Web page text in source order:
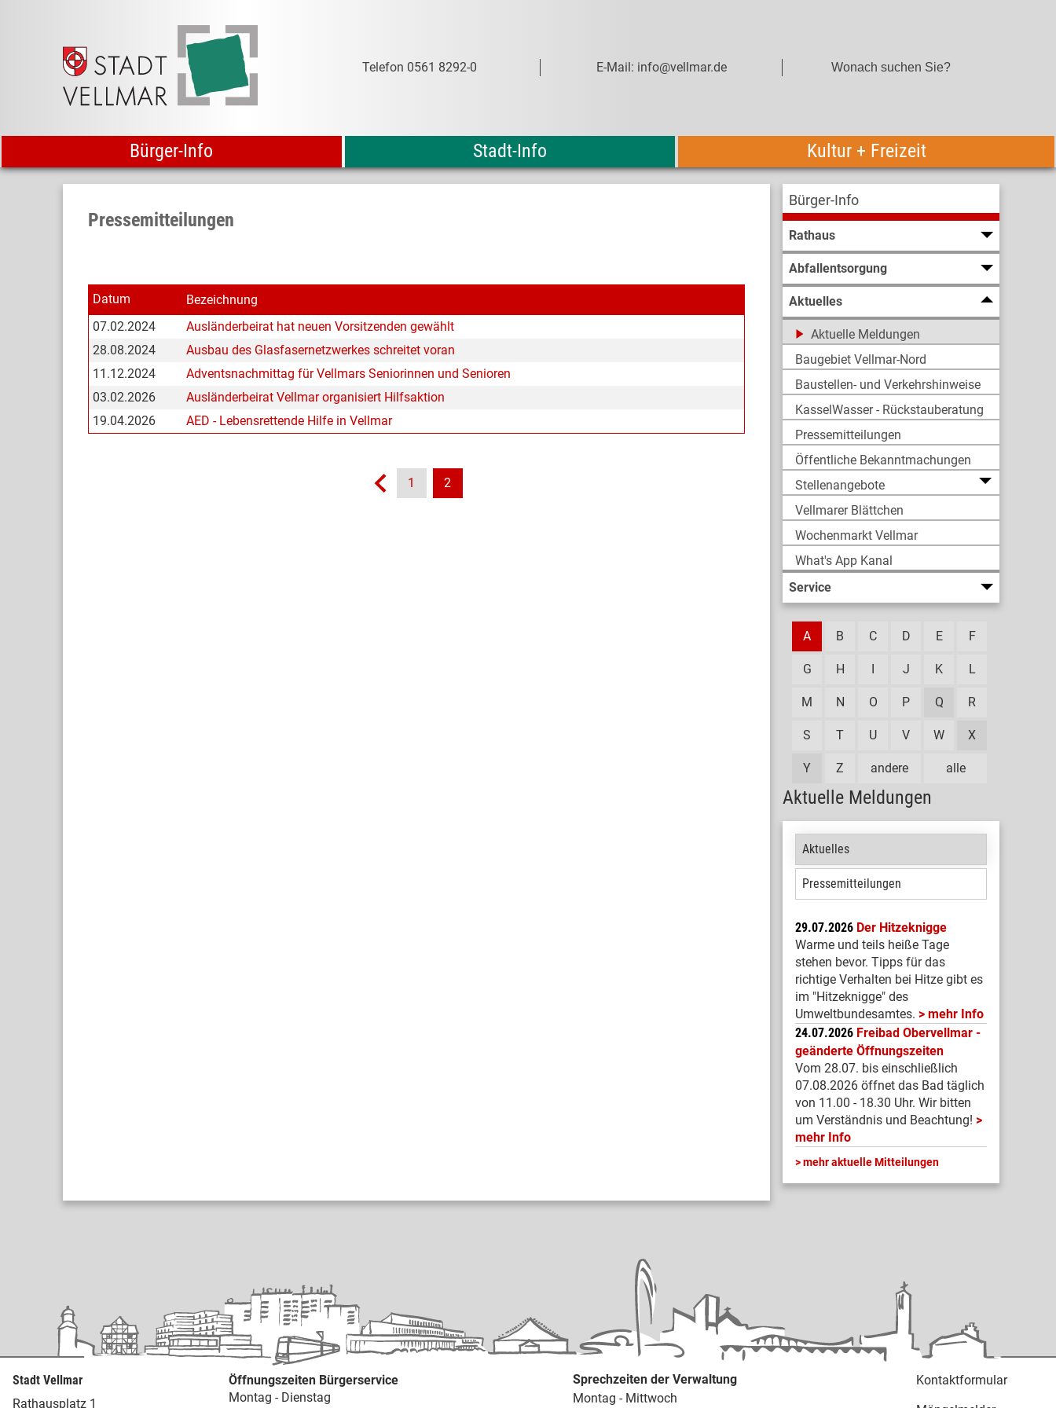
Telefon 0561 8292-0 E-Mail: info@vellmar.de
Bürger-Info Stadt-Info Kultur + Freizeit
Bürger-Info
Rathaus
Abfallentsorgung
Aktuelles
Aktuelle Meldungen
Baugebiet Vellmar-Nord
Baustellen- und Verkehrshinweise
KasselWasser - Rückstauberatung
Pressemitteilungen
Öffentliche Bekanntmachungen
Stellenangebote
Vellmarer Blättchen
Wochenmarkt Vellmar
What's App Kanal
Service
alle
A B C D E F
G H J K L
M N O P Q R
S T U V W X
Y Z andere
Aktuelle Meldungen
Aktuelles
Pressemitteilungen
29.07.2026 Der Hitzeknigge
Warme und teils heiße Tage
stehen bevor. Tipps für das
richtige Verhalten bei Hitze gibt es
im "Hitzeknigge" des
Umweltbundesamtes.
mehr Info
24.07.2026 Freibad Obervellmar -
geänderte Öffnungszeiten
Vom 28.07. bis einschließlich
07.08.2026 öffnet das Bad täglich
von 11.00 - 18.30 Uhr. Wir bitten
um Verständnis und Beachtung!
mehr Info
mehr aktuelle Mitteilungen
Pressemitteilungen
Datum
Bezeichnung
07.02.2024
Ausländerbeirat hat neuen Vorsitzenden gewählt
28.08.2024
Ausbau des Glasfasernetzwerkes schreitet voran
11.12.2024
Adventsnachmittag für Vellmars Seniorinnen und Senioren
03.02.2026
Ausländerbeirat Vellmar organisiert Hilfsaktion
19.04.2026
AED - Lebensrettende Hilfe in Vellmar
1 2
Stadt Vellmar
Rathausplatz 1
Öffnungszeiten Bürgerservice
Montag - Dienstag
Sprechzeiten der Verwaltung
Montag - Mittwoch
Kontaktformular